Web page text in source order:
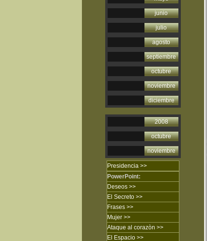
junio
julio
agosto
septiembre
octubre
noviembre
diciembre
2008
octubre
noviembre
Presidencia >>
PowerPoint:
Deseos >>
El Secreto >>
Frases >>
Mujer >>
Ataque al corazòn >>
El Espacio >>